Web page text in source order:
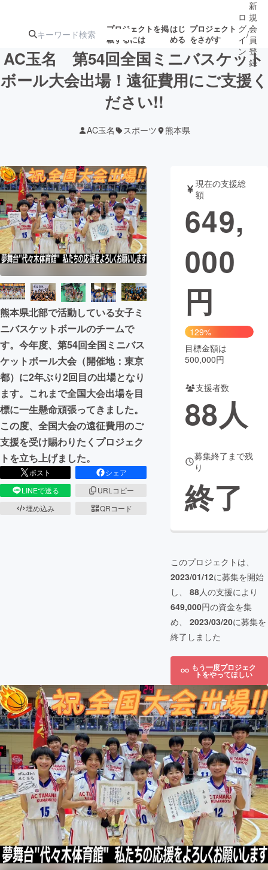
プロジェクトを掲
載するには
はじ
める
プロジェクト
をさがす
注目の新着プロ募集終了が近いプ
テクノロジー・ガジェット
映像・映画 書籍・雑誌
ビジネス・起業 チャレンジ
まちづくり・地域活性化
CAMPFIRE for Social Good
CAMPFIRE Creation
CAMPFIREふるさと納税machi-ya コミュニティ
ロ
グ
イ
ン
/
新
規
会
員
登
録
AC玉名 第54回全国ミニバスケット
ボール大会出場！遠征費用にご支援く
ださい!!
AC玉名 スポーツ 熊本県
熊本県北部で活動している女子ミ
ニバスケットボールのチームで
す。今年度、第54回全国ミニバス
ケットボール大会（開催地：東京
都）に2年ぶり2回目の出場となり
ます。これまで全国大会出場を目
標に一生懸命頑張ってきました。
この度、全国大会の遠征費用のご
支援を受け賜わりたくプロジェク
トを立ち上げました。
ポスト
シェア
LINEで送る
URLコピー
埋め込み
QRコード
現在の支援総
額
649,
000
円
129%
目標金額は
500,000円
支援者数
88人
募集終了まで残
り
終了
このプロジェクトは、
2023/01/12に募集を開始
し、 88人の支援により
649,000円の資金を集
め、 2023/03/20に募集を
終了しました
もう一度プロジェク
トをやってほしい